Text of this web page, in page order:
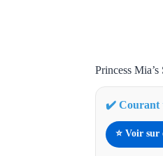
Princess
✔️ Courant
⭐ Voir sur